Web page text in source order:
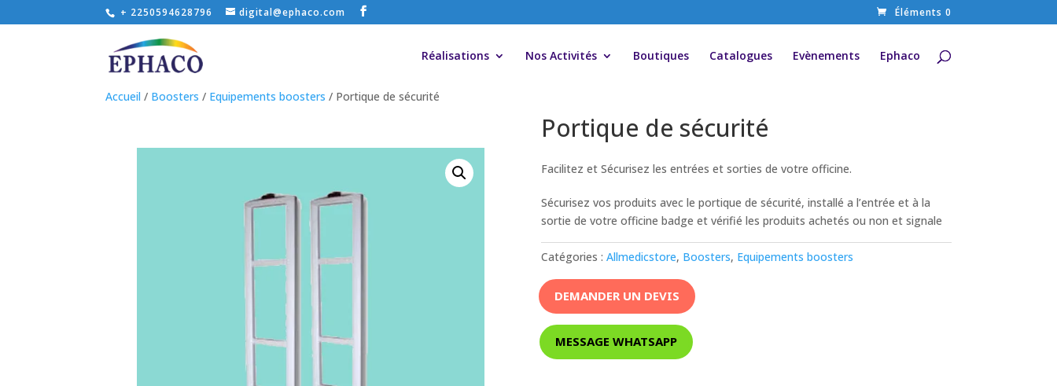
+ 2250594628796 digital@ephaco.com Éléments 0
Réalisations Nos Activités Boutiques Catalogues Evènements Ephaco
Accueil / Boosters / Equipements boosters / Portique de sécurité
Portique de sécurité
Facilitez et Sécurisez les entrées et sorties de votre officine.
Sécurisez vos produits avec le portique de sécurité, installé a l’entrée et à la
sortie de votre officine badge et vérifié les produits achetés ou non et signale
Catégories :Allmedicstore, Boosters, Equipements boosters
DEMANDER UN DEVIS
MESSAGE WHATSAPP